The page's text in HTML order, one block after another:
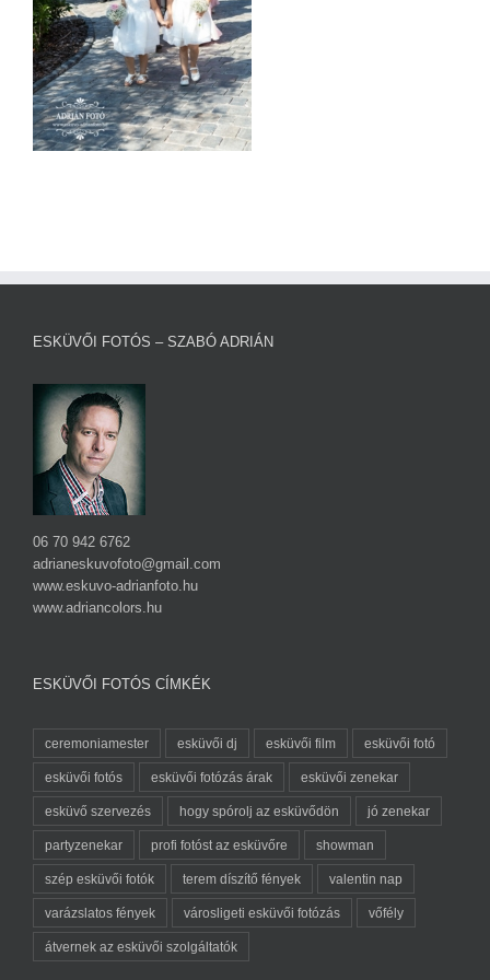
ESKÜVŐI FOTÓS – SZABÓ ADRIÁN
06 70 942 6762
adrianeskuvofoto@gmail.com
www.eskuvo-adrianfoto.hu
www.adriancolors.hu
ESKÜVŐI FOTÓS CÍMKÉK
ceremoniamester esküvői dj esküvői film esküvői fotó
esküvői fotós esküvői fotózás árak esküvői zenekar
esküvő szervezés hogy spórolj az esküvődön jó zenekar
partyzenekar profi fotóst az esküvőre showman
szép esküvői fotók terem díszítő fények valentin nap
varázslatos fények városligeti esküvői fotózás vőfély
átvernek az esküvői szolgáltatók